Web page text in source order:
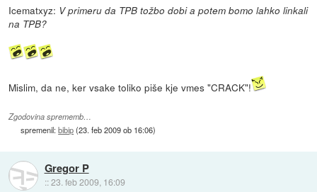
Icematxyz: V primeru da TPB tožbo dobi a potem bomo lahko linkali
na TPB?
Mislim, da ne, ker vsake toliko piše kje vmes "CRACK"!
Zgodovina sprememb…
spremenil:bibip(23. feb 2009 ob 16:06)
Gregor P
::23. feb 2009, 16:09